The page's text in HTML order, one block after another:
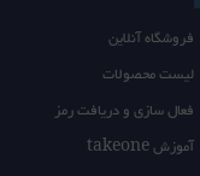
فروشگاه آنلاین
لیست محصولات
فعال سازی و دریافت رمز
آموزش takeone